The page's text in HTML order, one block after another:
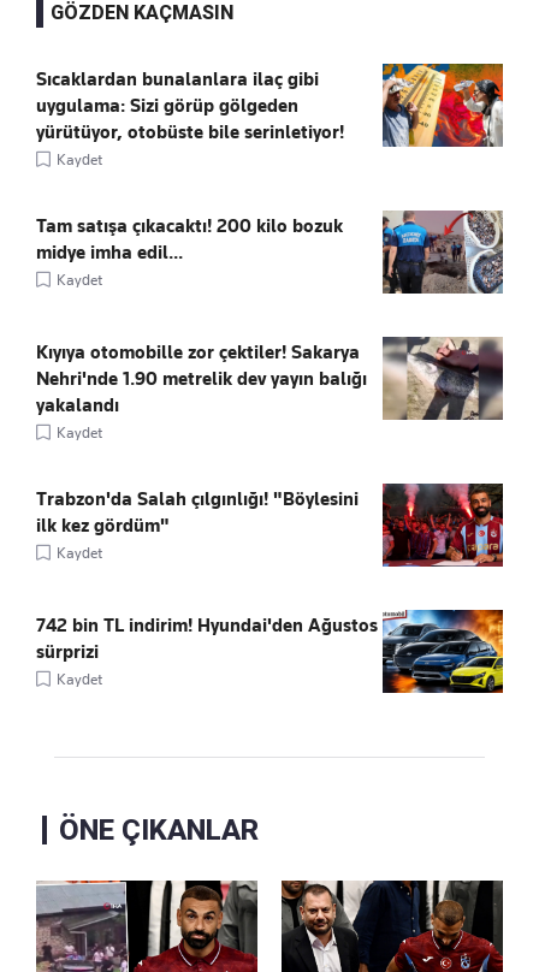
GÖZDEN KAÇMASIN
Sıcaklardan bunalanlara ilaç gibi
uygulama: Sizi görüp gölgeden
yürütüyor, otobüste bile serinletiyor!
Kaydet
Tam satışa çıkacaktı! 200 kilo bozuk
midye imha edil...
Kaydet
Kıyıya otomobille zor çektiler! Sakarya
Nehri'nde 1.90 metrelik dev yayın balığı
yakalandı
Kaydet
Trabzon'da Salah çılgınlığı! "Böylesini
ilk kez gördüm"
Kaydet
742 bin TL indirim! Hyundai'den Ağustos
sürprizi
Kaydet
ÖNE ÇIKANLAR